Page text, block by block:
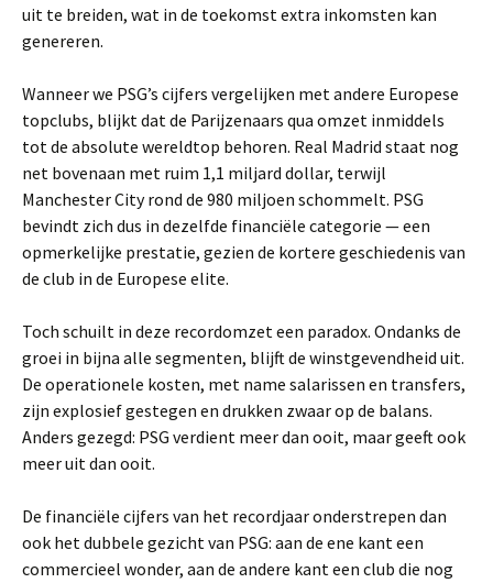
uit te breiden, wat in de toekomst extra inkomsten kan
genereren.
Wanneer we PSG’s cijfers vergelijken met andere Europese
topclubs, blijkt dat de Parijzenaars qua omzet inmiddels
tot de absolute wereldtop behoren. Real Madrid staat nog
net bovenaan met ruim 1,1 miljard dollar, terwijl
Manchester City rond de 980 miljoen schommelt. PSG
bevindt zich dus in dezelfde financiële categorie — een
opmerkelijke prestatie, gezien de kortere geschiedenis van
de club in de Europese elite.
Toch schuilt in deze recordomzet een paradox. Ondanks de
groei in bijna alle segmenten, blijft de winstgevendheid uit.
De operationele kosten, met name salarissen en transfers,
zijn explosief gestegen en drukken zwaar op de balans.
Anders gezegd: PSG verdient meer dan ooit, maar geeft ook
meer uit dan ooit.
De financiële cijfers van het recordjaar onderstrepen dan
ook het dubbele gezicht van PSG: aan de ene kant een
commercieel wonder, aan de andere kant een club die nog